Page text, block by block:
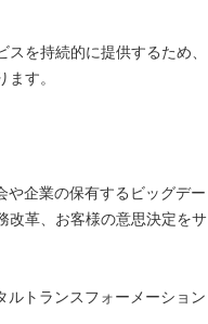
を持続的に提供するため、
す。
や企業の保有するビッグデー
改革、お客様の意思決定をサ
ルトランスフォーメーション